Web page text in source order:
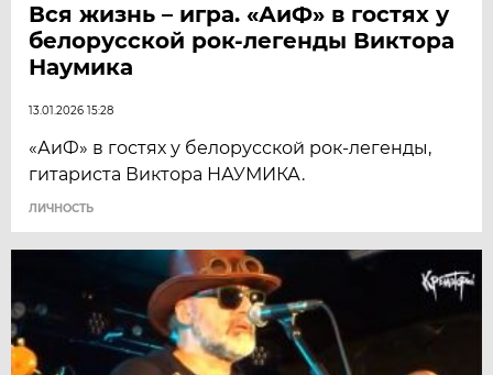
Вся жизнь – игра. «АиФ» в гостях у
белорусской рок-легенды Виктора
Наумика
13.01.2026 15:28
«АиФ» в гостях у белорусской рок-легенды,
гитариста Виктора НАУМИКА.
ЛИЧНОСТЬ